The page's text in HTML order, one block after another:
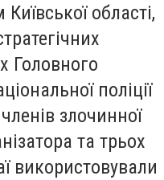
області,
Головного
поліції
злочинної
та трьох
використовували